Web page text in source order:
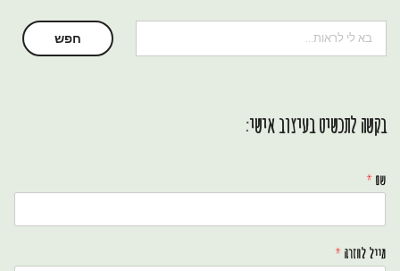
חיפוש חפש
בקשה לתכשיט בעיצוב אישי:
שם *
מייל לחזרה *